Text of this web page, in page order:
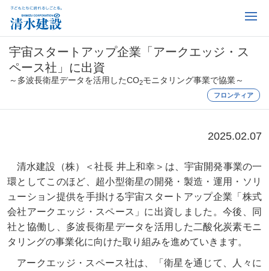
宇宙スタートアップ企業「アークエッジ・ス
ペース社」に出資
～多波長衛星データを活用したCO2モニタリング事業で協業～
フロンティア
2025.02.07
清水建設（株）＜社長 井上和幸＞は、宇宙開発事業の一
環としてこのほど、超小型衛星の開発・製造・運用・ソリ
ューション提供を手掛ける宇宙スタートアップ企業「株式
会社アークエッジ・スペース」に出資しました。今後、同
社と協働し、多波長衛星データを活用した二酸化炭素モニ
タリングの事業化に向けた取り組みを進めていきます。
アークエッジ・スペース社は、「衛星を通じて、人々に